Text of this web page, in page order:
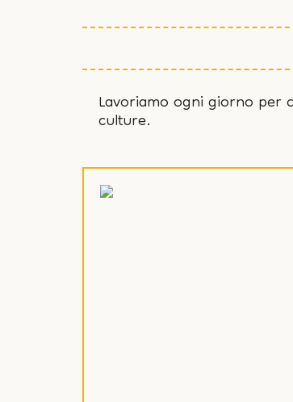
Lavoriamo ogni giorno
culture.